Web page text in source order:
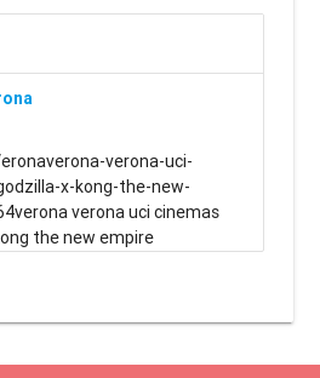
verona-uci-
x-kong-the-new-
verona uci cinemas
the new empire